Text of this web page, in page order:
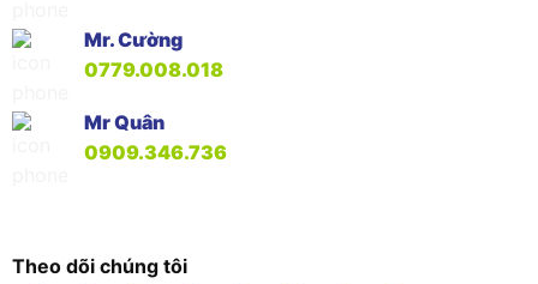
Mr. Cường
0779.008.018
Mr Quân
0909.346.736
Theo dõi chúng tôi